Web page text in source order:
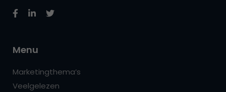
Menu
Marketingthema’s
Veelgelezen